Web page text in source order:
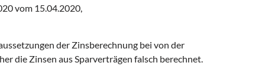
vom 15.04.2020,
der Zinsberechnung bei von der
die Zinsen aus Sparverträgen falsch berechnet.